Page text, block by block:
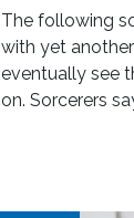
The following
with yet
eventually see
on. Sorcerers